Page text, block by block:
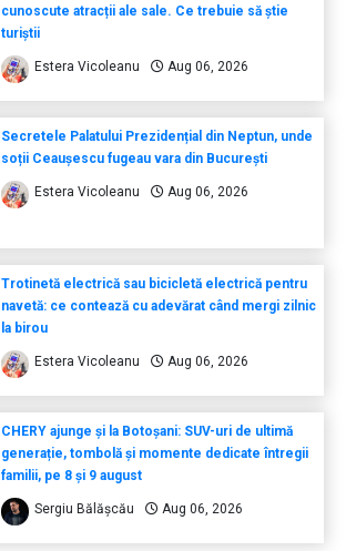
cunoscute atracții ale sale. Ce trebuie să știe
turiștii
Estera Vicoleanu Aug 06, 2026
Secretele Palatului Prezidențial din Neptun, unde
soții Ceaușescu fugeau vara din București
Estera Vicoleanu Aug 06, 2026
Trotinetă electrică sau bicicletă electrică pentru
navetă: ce contează cu adevărat când mergi zilnic
la birou
Estera Vicoleanu Aug 06, 2026
CHERY ajunge și la Botoșani: SUV-uri de ultimă
generație, tombolă și momente dedicate întregii
familii, pe 8 și 9 august
Sergiu Bălășcău Aug 06, 2026